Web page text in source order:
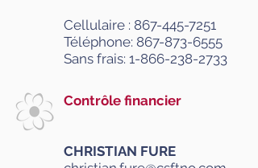
Cellulaire : 867-445-7251
Téléphone: 867-873-6555
Sans frais: 1-866-238-2733
Contrôle financier
CHRISTIAN FURE